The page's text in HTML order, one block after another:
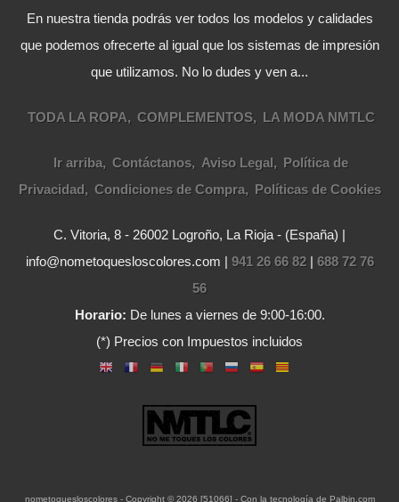
En nuestra tienda podrás ver todos los modelos y calidades
que podemos ofrecerte al igual que los sistemas de impresión
que utilizamos. No lo dudes y ven a...
TODA LA ROPA COMPLEMENTOS LA MODA NMTLC
Ir arriba Contáctanos Aviso Legal
Política de
Privacidad
Condiciones de Compra Políticas de Cookies
C. Vitoria, 8 - 26002 Logroño, La Rioja - (España) |
info@nometoquesloscolores.com | 941 26 66 82| 688 72 76
56
Horario: De lunes a viernes de 9:00-16:00.
(*) Precios con Impuestos incluidos
nometoquesloscolores- Copyright © 2026 [51066] - Con la tecnología de Palbin.com